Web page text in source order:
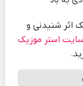
اثر شنیدنی و
سایت استر موزیک